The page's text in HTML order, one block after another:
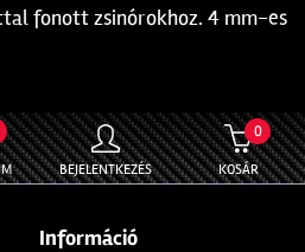
fonott zsinórokhoz. 4 mm-es
BEJELENTKEZÉS
0
KOSÁR
Információ